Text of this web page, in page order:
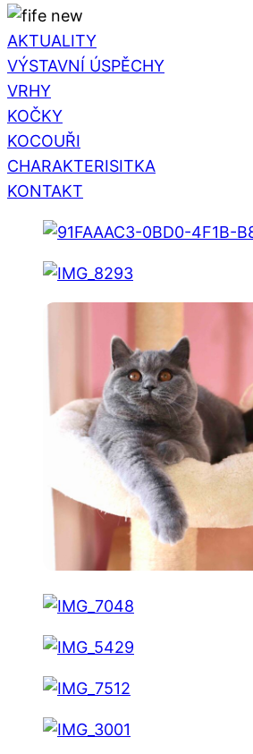
AKTUALITY
VÝSTAVNÍ ÚSPĚCHY
VRHY
KOČKY
KOCOUŘI
CHARAKTERISITKA
KONTAKT